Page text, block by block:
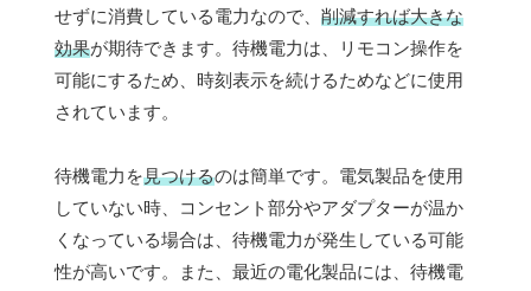
せずに消費している電力なので、 削減すれば大きな
効果が期待できます。待機電力は、リモコン操作を
可能にするため、時刻表示を続けるためなどに使用
されています。
待機電力を見つけるのは簡単です。電気製品を使用
していない時、コンセント部分やアダプターが温か
くなっている場合は、待機電力が発生している可能
性が高いです。また、最近の電化製品には、待機電